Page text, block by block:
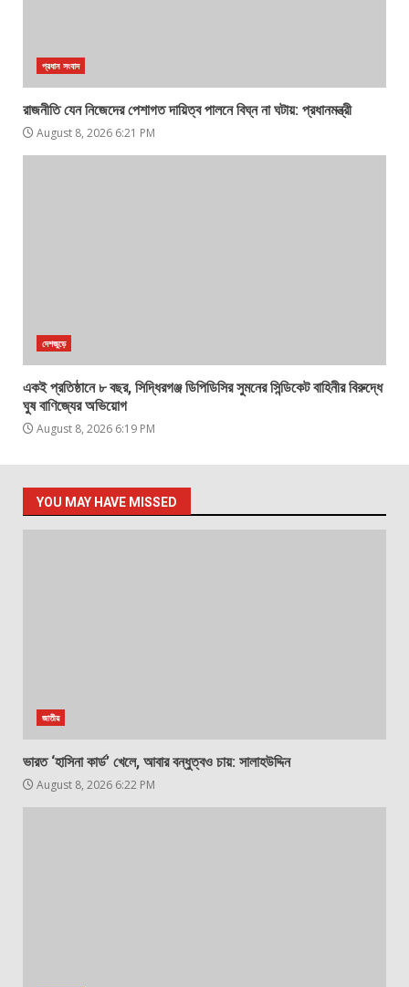
প্রধান সংবাদ
রাজনীতি যেন নিজেদের পেশাগত দায়িত্ব পালনে বিঘ্ন না ঘটায়: প্রধানমন্ত্রী
August 8, 2026 6:21 PM
দেশজুড়ে
একই প্রতিষ্ঠানে ৮ বছর, সিদ্ধিরগঞ্জ ডিপিডিসির সুমনের সিন্ডিকেট বাহিনীর বিরুদ্ধে
ঘুষ বাণিজ্যের অভিয়োগ
August 8, 2026 6:19 PM
YOU MAY HAVE MISSED
জাতীয়
ভারত ‘হাসিনা কার্ড’ খেলে, আবার বন্ধুত্বও চায়: সালাহউদ্দিন
August 8, 2026 6:22 PM